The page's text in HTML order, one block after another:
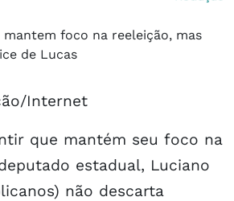
Internet
que mantém seu foco na
estadual, Luciano
não descarta